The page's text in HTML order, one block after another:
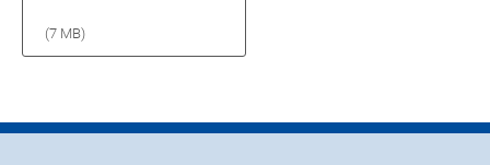
(7 MB)